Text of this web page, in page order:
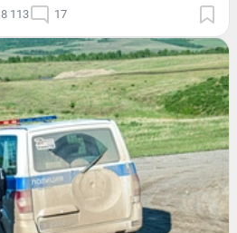
8 113 17